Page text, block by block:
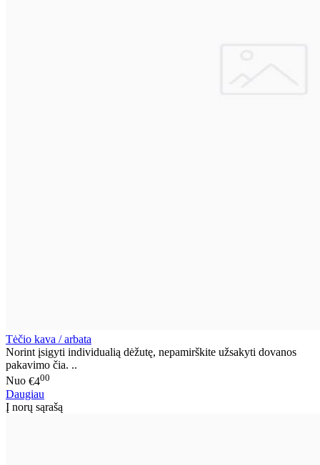
Tėčio kava / arbata
Norint įsigyti individualią dėžutę, nepamirškite užsakyti dovanos
pakavimo čia. ..
Nuo €400
Daugiau
Į norų sąrašą